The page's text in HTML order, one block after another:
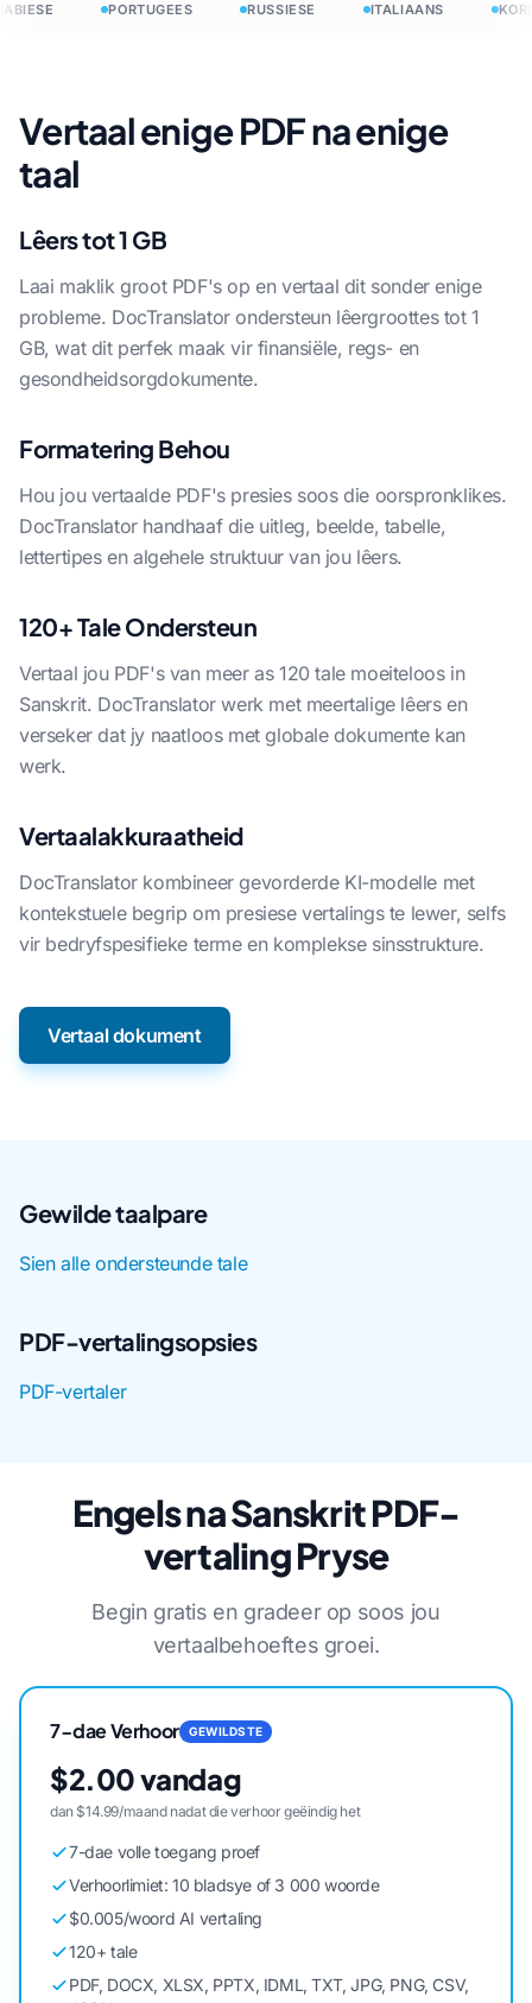
PORTUGEES RUSSIESE ITALIAANS
Vertaal enige PDF na enige
taal
Lêers tot 1 GB
Laai maklik groot PDF's op en vertaal dit sonder enige
probleme. DocTranslator ondersteun lêergroottes tot 1
GB, wat dit perfek maak vir finansiële, regs- en
gesondheidsorgdokumente.
Formatering Behou
Hou jou vertaalde PDF's presies soos die oorspronklikes.
DocTranslator handhaaf die uitleg, beelde, tabelle,
lettertipes en algehele struktuur van jou lêers.
120+ Tale Ondersteun
Vertaal jou PDF's van meer as 120 tale moeiteloos in
Sanskrit. DocTranslator werk met meertalige lêers en
verseker dat jy naatloos met globale dokumente kan
werk.
Vertaalakkuraatheid
DocTranslator kombineer gevorderde KI-modelle met
kontekstuele begrip om presiese vertalings te lewer, selfs
vir bedryfspesifieke terme en komplekse sinsstrukture.
Vertaal dokument
Gewilde taalpare
Sien alle ondersteunde tale
PDF-vertalingsopsies
PDF-vertaler
Engels na Sanskrit PDF-
vertaling Pryse
Begin gratis en gradeer op soos jou
vertaalbehoeftes groei.
7-dae Verhoor GEWILDSTE
$2.00 vandag
dan $14.99/maand nadat die verhoor geëindig het
7-dae volle toegang proef
Verhoorlimiet: 10 bladsye of 3 000 woorde
$0.005/woord AI vertaling
120+ tale
PDF, DOCX, XLSX, PPTX, IDML, TXT, JPG, PNG, CSV,